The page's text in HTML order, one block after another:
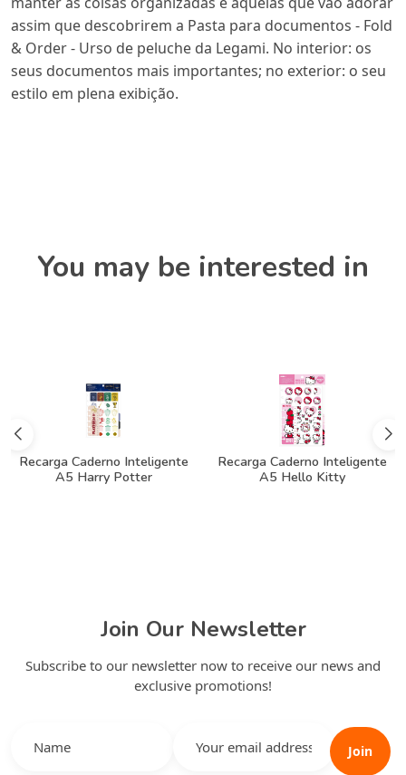
assim que descobrirem a Pasta para documentos - Fold
& Order - Urso de peluche da Legami. No interior: os
seus documentos mais importantes; no exterior: o seu
estilo em plena exibição.
You may be interested in
Recarga Caderno Inteligente
A5 Harry Potter
Recarga Caderno Inteligente
A5 Hello Kitty
Join Our Newsletter
Subscribe to our newsletter now to receive our news and
exclusive promotions!
Join